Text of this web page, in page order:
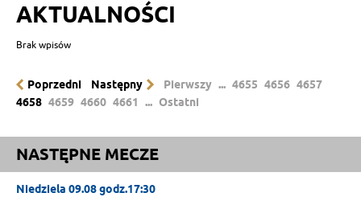
AKTUALNOŚCI
Brak wpisów
Poprzedni Następny Pierwszy ... 4655 4656 4657
4658 4659 4660 4661 ... Ostatni
NASTĘPNE MECZE
Niedziela 09.08 godz.17:30